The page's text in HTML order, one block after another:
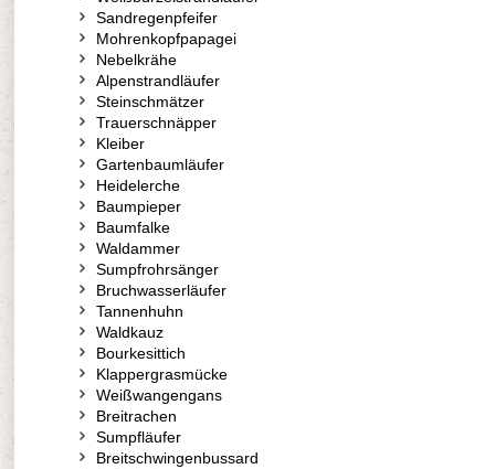
Sandregenpfeifer
Mohrenkopfpapagei
Nebelkrähe
Alpenstrandläufer
Steinschmätzer
Trauerschnäpper
Kleiber
Gartenbaumläufer
Heidelerche
Baumpieper
Baumfalke
Waldammer
Sumpfrohrsänger
Bruchwasserläufer
Tannenhuhn
Waldkauz
Bourkesittich
Klappergrasmücke
Weißwangengans
Breitrachen
Sumpfläufer
Breitschwingenbussard